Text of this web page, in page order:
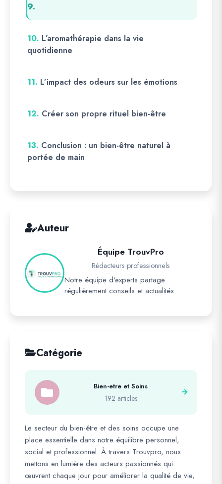
9.
10. L’aromathérapie dans la vie
quotidienne
11. L’impact des odeurs sur les émotions
12. Créer son propre rituel bien-être
13. Conclusion : un bien-être naturel à
portée de main
Auteur
Équipe TrouvPro
Rédacteurs professionnels
Notre équipe d'experts partage
régulièrement conseils et actualités.
Catégorie
Bien-etre et Soins
192 articles
Le secteur du bien-être et des soins occupe une
place essentielle dans notre équilibre personnel,
social et professionnel. À travers Trouvpro, nous
mettons en lumière des acteurs passionnés qui
œuvrent chaque jour pour améliorer la qualité de vie,